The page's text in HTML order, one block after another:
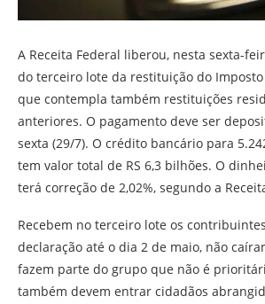
A Receita Federal liberou, nesta sexta-
do terceiro lote da restituição do Imposto
que contempla também restituições
anteriores. O pagamento deve ser
sexta (29/7). O crédito bancário para
tem valor total de RS 6,3 bilhões. O
terá correção de 2,02%, segundo a
Recebem no terceiro lote os
declaração até o dia 2 de maio, não
fazem parte do grupo que não é
também devem entrar cidadãos